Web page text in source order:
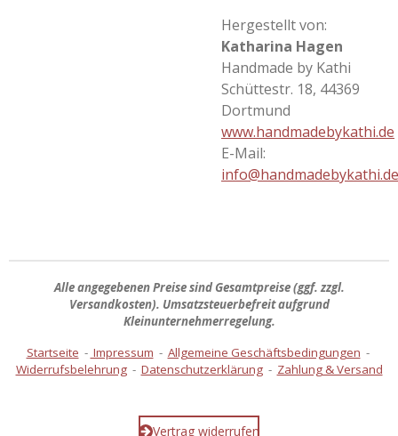
Hergestellt von:
Katharina Hagen
Handmade by Kathi
Schüttestr. 18, 44369
Dortmund
www.handmadebykathi.de
E-Mail:
info@handmadebykathi.de
Alle angegebenen Preise sindGesamtpreise(ggf. zzgl.
Versandkosten). Umsatzsteuerbefreit aufgrund
Kleinunternehmerregelung.
Startseite - Impressum - Allgemeine Geschäftsbedingungen -
Widerrufsbelehrung- Datenschutzerklärung- Zahlung & Versand
Vertrag widerrufen